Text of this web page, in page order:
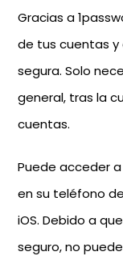
Gracias a
de tus cuentas
segura. Solo
general, tras la
cuentas.
Puede acceder
en su teléfono
iOS. Debido a
seguro, no